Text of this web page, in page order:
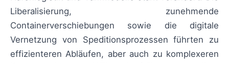
Liberalisierung, zunehmende
Containerverschiebungen sowie die digitale
Vernetzung von Speditionsprozessen führten zu
effizienteren Abläufen, aber auch zu komplexeren